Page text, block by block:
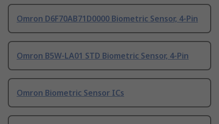
Omron D6F70AB71D0000 Biometric Sensor, 4-Pin
Omron B5W-LA01 STD Biometric Sensor, 4-Pin
Omron Biometric Sensor ICs